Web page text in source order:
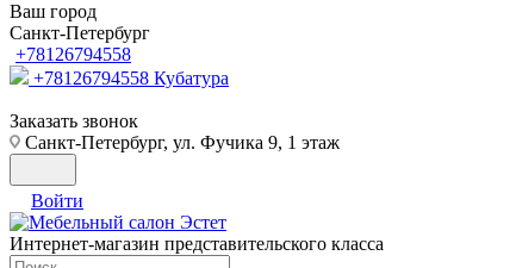
Ваш город
Санкт-Петербург
+78126794558
+78126794558 Кубатура
Заказать звонок
Санкт-Петербург, ул. Фучика 9, 1 этаж
Войти
Интернет-магазин представительского класса